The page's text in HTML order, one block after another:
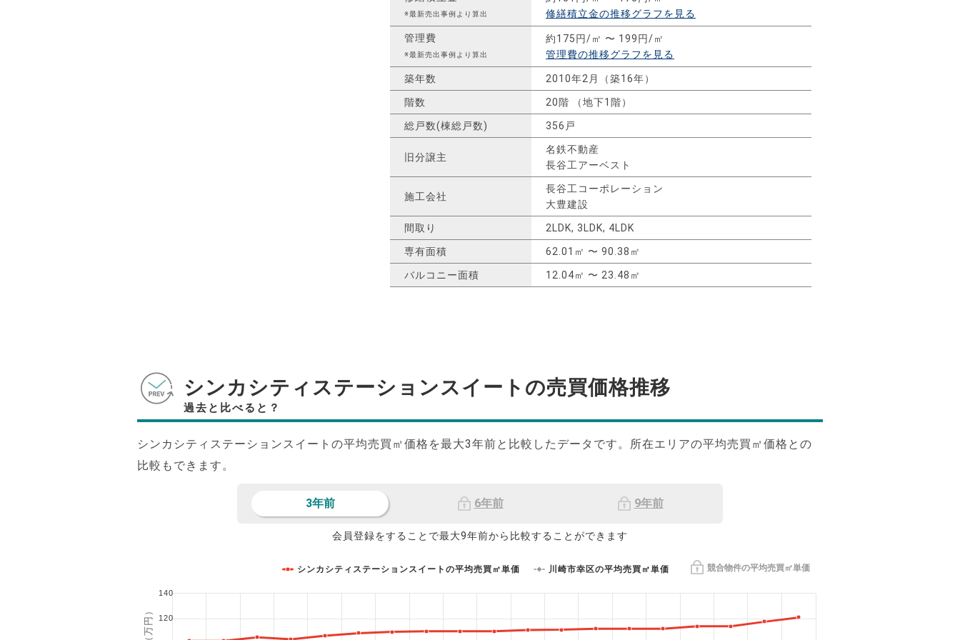
※最新売出事例より算出
修繕積立金の推移グラフを見る
管理費
※最新売出事例より算出
約175円/㎡ 〜 199円/㎡
管理費の推移グラフを見る
築年数 2010年2月（築16年）
階数 20階 （地下1階）
総戸数(棟総戸数) 356戸
旧分譲主
名鉄不動産
長谷工アーベスト
施工会社
長谷工コーポレーション
大豊建設
間取り 2LDK, 3LDK, 4LDK
専有面積 62.01㎡ 〜 90.38㎡
バルコニー面積 12.04㎡ 〜 23.48㎡
シンカシティステーションスイートの売買価格推移
過去と比べると？
シンカシティステーションスイートの平均売買㎡価格を最大3年前と比較したデータです。所在エリアの平均売買㎡価格との
比較もできます。
3年前 6年前 9年前
会員登録をすることで最大9年前から比較することができます
競合物件の平均売買㎡単価
シンカシティステーションスイートの平均売買㎡単価 川崎市幸区の平均売買㎡単価
120
140